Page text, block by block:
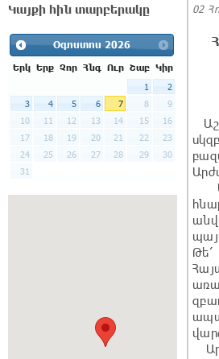
Կայքի հին տարբերակը
Օգոստոս 2026
Երկ Երք Չոր Հնգ Ուր Շաբ Կիր
1
2
3
4 5 6 7 8
9
10
11 12 13 14 15
16
17
18 19 20 21 22
23
24
25 26 27 28 29
30
31
02